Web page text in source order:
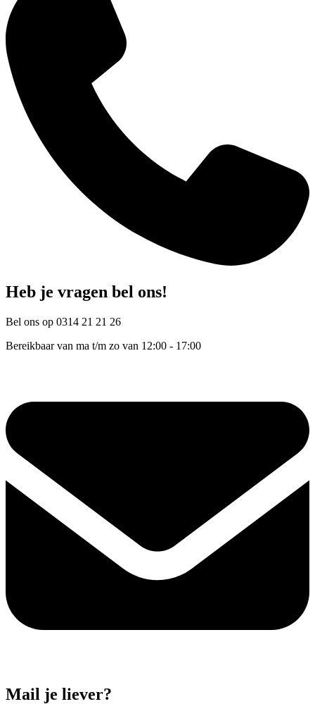
Heb je vragen bel ons!
Bel ons op 0314 21 21 26
Bereikbaar van ma t/m zo van 12:00 - 17:00
Mail je liever?